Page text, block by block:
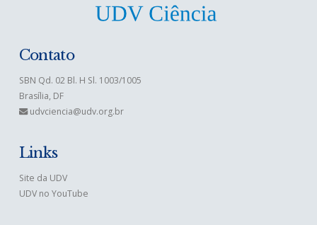
Contato
SBN Qd. 02 Bl. H Sl. 1003/1005
Brasília, DF
udvciencia@udv.org.br
Links
Site da UDV
UDV no YouTube